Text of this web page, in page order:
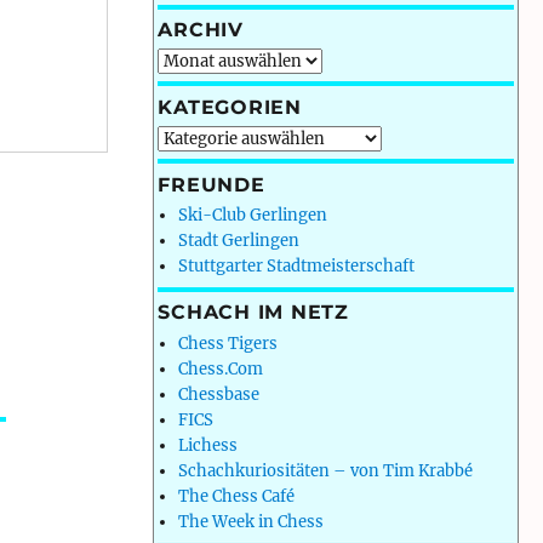
ARCHIV
Archiv
KATEGORIEN
Kategorien
FREUNDE
Ski-Club Gerlingen
Stadt Gerlingen
Stuttgarter Stadtmeisterschaft
SCHACH IM NETZ
Chess Tigers
Chess.Com
Chessbase
FICS
Lichess
Schachkuriositäten – von Tim Krabbé
The Chess Café
The Week in Chess